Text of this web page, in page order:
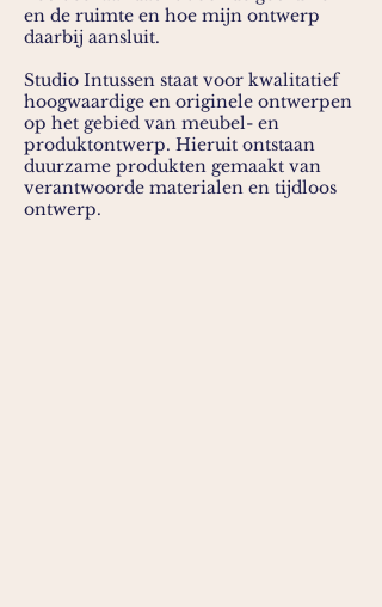
en de ruimte en hoe mijn ontwerp
daarbij aansluit.
Studio Intussen staat voor kwalitatief
hoogwaardige en originele ontwerpen
op het gebied van meubel- en
produktontwerp. Hieruit ontstaan
duurzame produkten gemaakt van
verantwoorde materialen en tijdloos
ontwerp.